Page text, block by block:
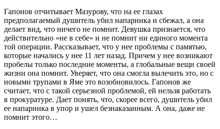
Гапонов отчитывает Мазурову, что на ее глазах
предполагаемый душитель убил напарника и сбежал, а она
делает вид, что ничего не помнит. Девушка признается, что
действительно «не в себе» и не помнит ни единого момента
той операции. Рассказывает, что у нее проблемы с памятью,
которые начались у нее 11 лет назад. Причем у нее возникают
пробелы только последние моменты, а глобальные вещи своей
жизни она помнит. Уверяет, что она смогла вылечить это, но с
новыми трупами в Яме это возобновилось. Гапонов же
считает, что с такой серьезной проблемой, ей нельзя работать
в прокуратуре. Дает понять, что, скорее всего, душитель убил
ее напарника в упор и ушел безнаказанным. А она, даже не
помнит этого…